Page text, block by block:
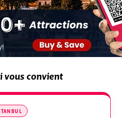
vous convient